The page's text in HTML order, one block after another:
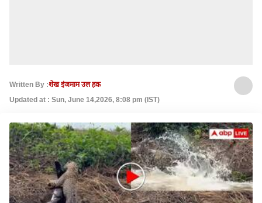
Written By :शेख इंजमाम उल हक
Updated at : Sun, June 14,2026, 8:08 pm (IST)